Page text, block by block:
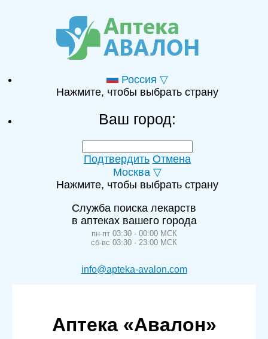
Россия ▽
Нажмите, чтобы выбрать страну
Ваш город:
Подтвердить Отмена
Москва ▽
Нажмите, чтобы выбрать страну
Служба поиска лекарств
в аптеках вашего города
пн-пт 03:30- 00:00 МСК
сб-вс 03:30 - 23:00 МСК
info@apteka-avalon.com
Аптека «Авалон»